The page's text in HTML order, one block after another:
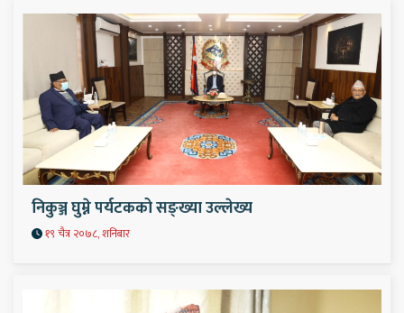
निकुञ्ज घुम्ने पर्यटकको सङ्ख्या उल्लेख्य
१९ चैत्र २०७८, शनिबार